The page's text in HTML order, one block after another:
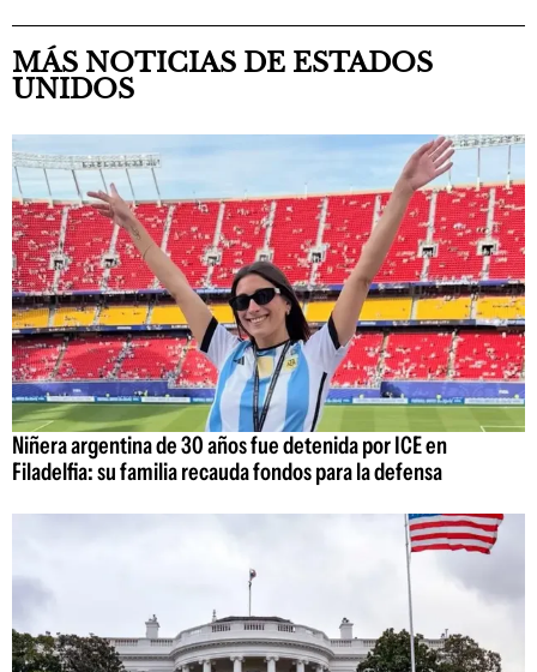
MÁS NOTICIAS DE ESTADOS
UNIDOS
Niñera argentina de 30 años fue detenida por ICE en
Filadelfia: su familia recauda fondos para la defensa